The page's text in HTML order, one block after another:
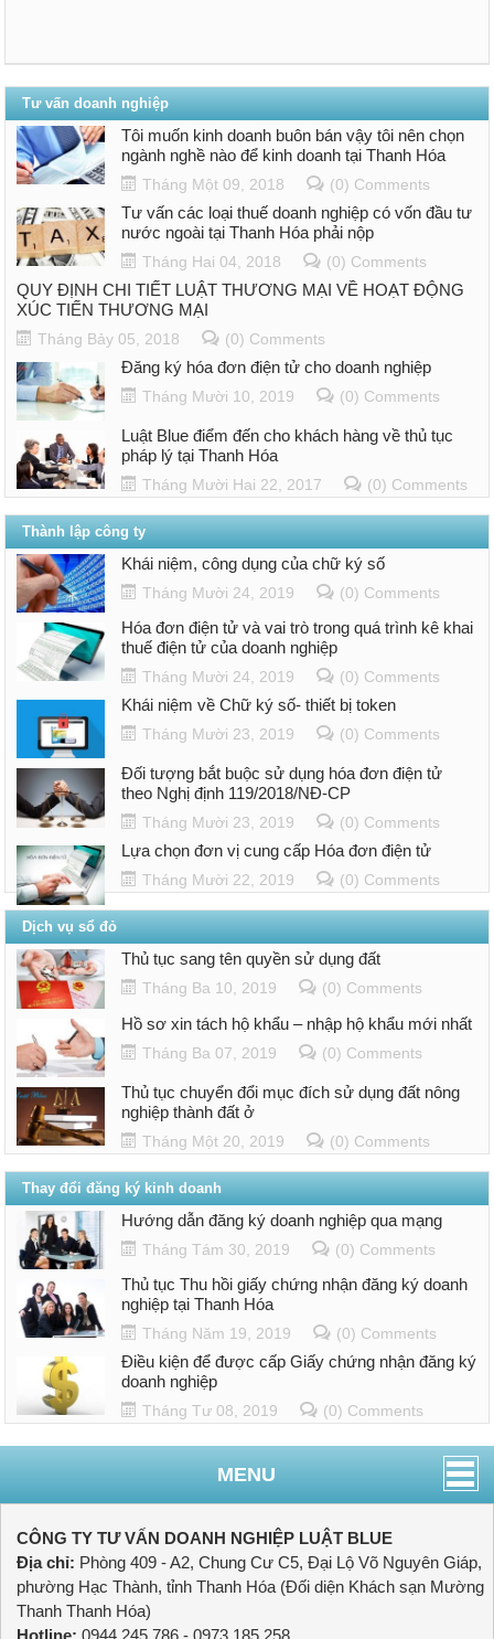
Tư vấn doanh nghiệp
Tôi muốn kinh doanh buôn bán vậy tôi nên chọn
ngành nghề nào để kinh doanh tại Thanh Hóa
Tháng Một 09, 2018 (0) Comments
Tư vấn các loại thuế doanh nghiệp có vốn đầu tư
nước ngoài tại Thanh Hóa phải nộp
Tháng Hai 04, 2018 (0) Comments
QUY ĐỊNH CHI TIẾT LUẬT THƯƠNG MẠI VỀ HOẠT ĐỘNG
XÚC TIẾN THƯƠNG MẠI
Tháng Bảy 05, 2018 (0) Comments
Đăng ký hóa đơn điện tử cho doanh nghiệp
Tháng Mười 10, 2019 (0) Comments
Luật Blue điểm đến cho khách hàng về thủ tục
pháp lý tại Thanh Hóa
Tháng Mười Hai 22, 2017 (0) Comments
Thành lập công ty
Khái niệm, công dụng của chữ ký số
Tháng Mười 24, 2019 (0) Comments
Hóa đơn điện tử và vai trò trong quá trình kê khai
thuế điện tử của doanh nghiệp
Tháng Mười 24, 2019 (0) Comments
Khái niệm về Chữ ký số- thiết bị token
Tháng Mười 23, 2019 (0) Comments
Đối tượng bắt buộc sử dụng hóa đơn điện tử
theo Nghị định 119/2018/NĐ-CP
Tháng Mười 23, 2019 (0) Comments
Lựa chọn đơn vị cung cấp Hóa đơn điện tử
Tháng Mười 22, 2019 (0) Comments
Dịch vụ sổ đỏ
Thủ tục sang tên quyền sử dụng đất
Tháng Ba 10, 2019 (0) Comments
Hồ sơ xin tách hộ khẩu – nhập hộ khẩu mới nhất
Tháng Ba 07, 2019 (0) Comments
Thủ tục chuyển đổi mục đích sử dụng đất nông
nghiệp thành đất ở
Tháng Một 20, 2019 (0) Comments
Thay đổi đăng ký kinh doanh
Hướng dẫn đăng ký doanh nghiệp qua mạng
Tháng Tám 30, 2019 (0) Comments
Thủ tục Thu hồi giấy chứng nhận đăng ký doanh
nghiệp tại Thanh Hóa
Tháng Năm 19, 2019 (0) Comments
Điều kiện để được cấp Giấy chứng nhận đăng ký
doanh nghiệp
Tháng Tư 08, 2019 (0) Comments
MENU
CÔNG TY TƯ VẤN DOANH NGHIỆP LUẬT BLUE
Địa chỉ: Phòng 409 - A2, Chung Cư C5, Đại Lộ Võ Nguyên Giáp,
phường Hạc Thành, tỉnh Thanh Hóa (Đối diện Khách sạn Mường
Thanh Thanh Hóa)
Hotline: 0944.245.786 - 0973.185.258